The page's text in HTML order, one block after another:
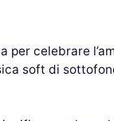
celebrare
soft di